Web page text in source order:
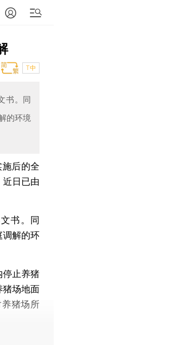
T中
书。同
的环境
施后的全
近日已由
书。同
调解的环
止养猪
猪场地面
猪场所